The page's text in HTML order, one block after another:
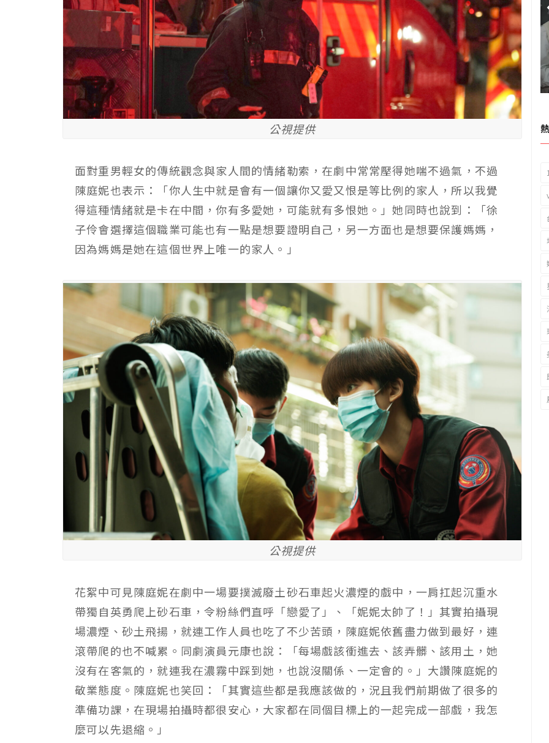
公視提供
面對重男輕女的傳統觀念與家人間的情緒勒索，在劇中常常壓得她喘不過氣，不過
陳庭妮也表示：「你人生中就是會有一個讓你又愛又恨是等比例的家人，所以我覺
得這種情緒就是卡在中間，你有多愛她，可能就有多恨她。」她同時也說到：「徐
子伶會選擇這個職業可能也有一點是想要證明自己，另一方面也是想要保護媽媽，
因為媽媽是她在這個世界上唯一的家人。」
公視提供
花絮中可見陳庭妮在劇中一場要撲滅廢土砂石車起火濃煙的戲中，一肩扛起沉重水
帶獨自英勇爬上砂石車，令粉絲們直呼「戀愛了」、「妮妮太帥了！」其實拍攝現
場濃煙、砂土飛揚，就連工作人員也吃了不少苦頭，陳庭妮依舊盡力做到最好，連
滾帶爬的也不喊累。同劇演員元康也說：「每場戲該衝進去、該弄髒、該用土，她
沒有在客氣的，就連我在濃霧中踩到她，也說沒關係、一定會的。」大讚陳庭妮的
敬業態度。陳庭妮也笑回：「其實這些都是我應該做的，況且我們前期做了很多的
準備功課，在現場拍攝時都很安心，大家都在同個目標上的一起完成一部戲，我怎
麼可以先退縮。」